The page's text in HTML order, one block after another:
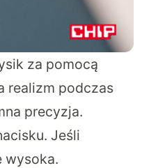
za pomocą
realizm podczas
precyzja.
Jeśli
wysoka.